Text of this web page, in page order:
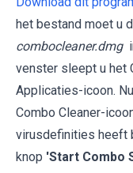
het bestand moet u
combocleaner.dmg
venster sleept u het
Applicaties-icoon.
Combo Cleaner-
virusdefinities heeft
knop 'Start Combo